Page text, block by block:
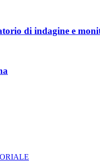
di indagine e